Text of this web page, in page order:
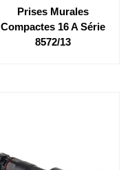
Prises Murales
Compactes 16 A Série
8572/13